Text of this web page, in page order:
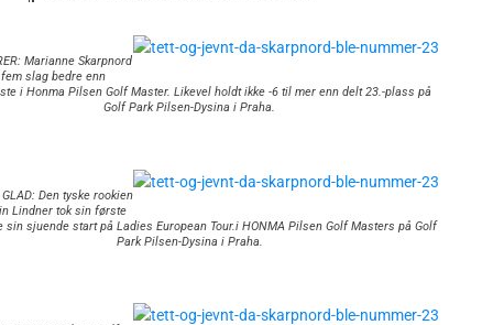
Marianne Skarpnord
slag bedre enn
i Honma Pilsen Golf Master. Likevel holdt ikke -6 til mer enn delt 23.-plass på
Golf Park Pilsen-Dysina i Praha.
Den tyske rookien
Lindner tok sin første
sin sjuende start på Ladies European Tour.i HONMA Pilsen Golf Masters på Golf
Park Pilsen-Dysina i Praha.